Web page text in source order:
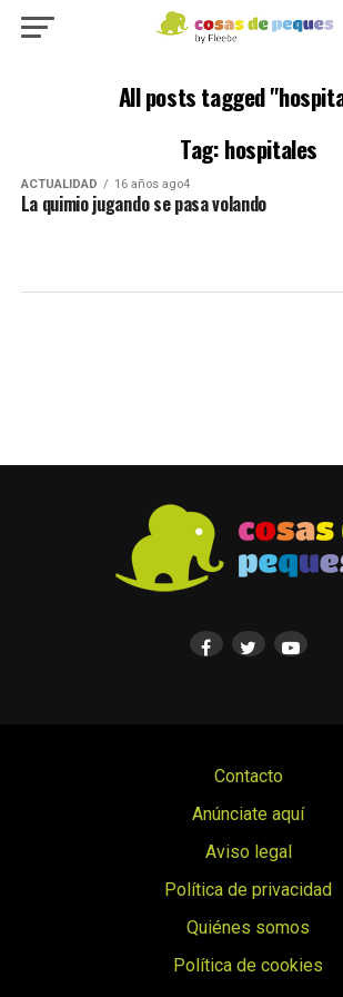
All posts tagged
Tag: hospitales
ACTUALIDAD 16 años ago4
La quimio jugando se pasa volando
Contacto
Anúnciate aquí
Aviso legal
Política de privacidad
Quiénes somos
Política de cookies